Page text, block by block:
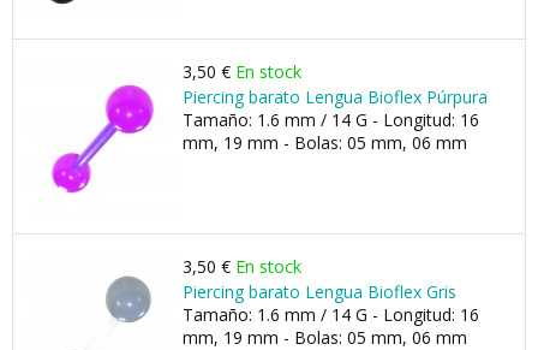
3,50 € En stock
Piercing barato Lengua Bioflex Púrpura
Tamaño: 1.6 mm / 14 G - Longitud: 16
mm, 19 mm - Bolas: 05 mm, 06 mm
3,50 € En stock
Piercing barato Lengua Bioflex Gris
Tamaño: 1.6 mm / 14 G - Longitud: 16
mm, 19 mm - Bolas: 05 mm, 06 mm